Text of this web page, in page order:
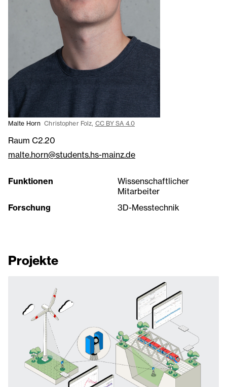
Malte Horn Christopher Folz, CC BY SA 4.0
Raum C2.20
malte.horn@students.hs-mainz.de
Funktionen
Wissenschaftlicher
Mitarbeiter
Forschung
3D-Messtechnik
Projekte